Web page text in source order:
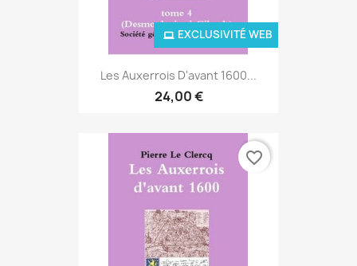
Les Auxerrois D'avant 1600...
24,00 €
EXCLUSIVITÉ WEB
favorite_border